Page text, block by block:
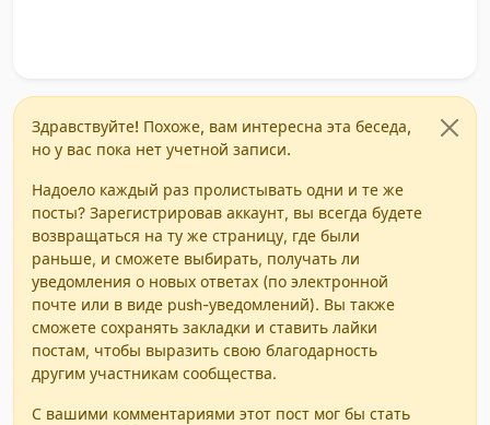
Здравствуйте! Похоже, вам интересна эта беседа,
но у вас пока нет учетной записи.
Надоело каждый раз пролистывать одни и те же
посты? Зарегистрировав аккаунт, вы всегда будете
возвращаться на ту же страницу, где были
раньше, и сможете выбирать, получать ли
уведомления о новых ответах (по электронной
почте или в виде push-уведомлений). Вы также
сможете сохранять закладки и ставить лайки
постам, чтобы выразить свою благодарность
другим участникам сообщества.
С вашими комментариями этот пост мог бы стать